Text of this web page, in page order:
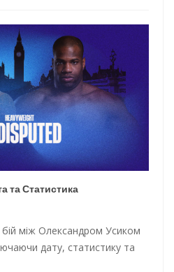
та Статистика
між Олександром Усиком
дату, статистику та